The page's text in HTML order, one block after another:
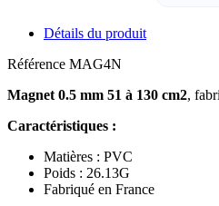
Détails du produit
Référence MAG4N
Magnet 0.5 mm 51 à 130 cm2,
Caractéristiques :
Matières : PVC
Poids : 26.13G
Fabriqué en France